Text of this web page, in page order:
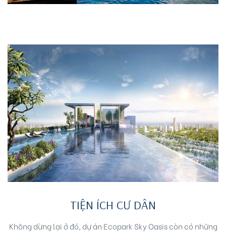
TIỆN ÍCH CƯ DÂN
Không dừng lại ở đó, dự án Ecopark Sky Oasis còn có những